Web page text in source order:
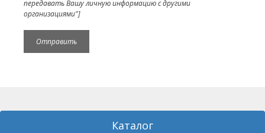
передавать Вашу личную информацию с другими
организациями"]
Каталог